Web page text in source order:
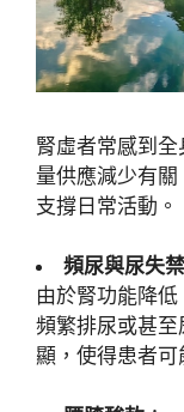
腎虛者常感到
量供應減少有
支撐日常活動。
頻尿與尿失禁
由於腎功能降
頻繁排尿或甚
顯，使得患者可